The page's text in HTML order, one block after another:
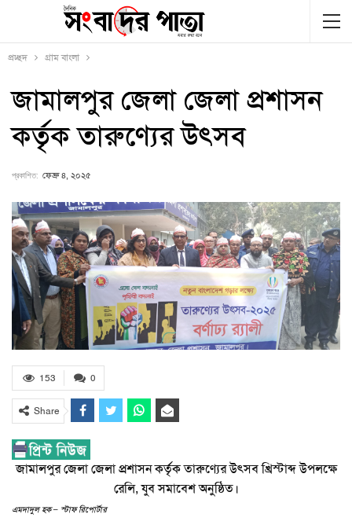
প্রচ্ছদ গ্রাম বাংলা
জামালপুর জেলা জেলা প্রশাসন
কর্তৃক তারুণ্যের উৎসব
প্রকাশিত: ফেব্রু ৪, ২০২৫
0
153
Share
জামালপুর জেলা জেলা প্রশাসন কর্তৃক তারুণ্যের উৎসব খ্রিস্টাব্দ উপলক্ষে
রেলি, যুব সমাবেশ অনুষ্ঠিত।
এমদাদুল হক – স্টাফ রিপোর্টার